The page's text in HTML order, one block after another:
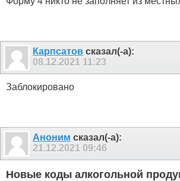
Карпсатов сказал(-а):
08.12.2021 11:23
Заблокировано
Аноним сказал(-а):
21.12.2021 09:46
Новые коды алкогольной